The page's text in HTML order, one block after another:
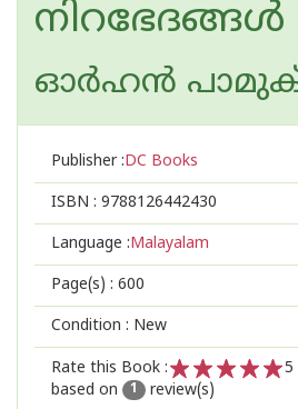
നിറഭേദങ്ങള്‍
ഓര്‍ഹന്‍
Publisher :DC Books
ISBN : 9788126442430
Language :Malayalam
Page(s) : 600
Condition : New
Rate this Book :
2
1
5
based on
1 review(s)